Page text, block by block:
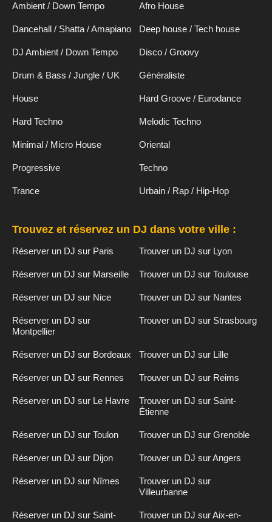
Ambient / Down Tempo Afro House
Dancehall / Shatta / Amapiano Deep house / Tech house
DJ Ambient / Down Tempo Disco / Groovy
Drum & Bass / Jungle / UK Généraliste
House Hard Groove / Eurodance
Hard Techno Melodic Techno
Minimal / Micro House Oriental
Progressive Techno
Trance Urbain / Rap / Hip-Hop
Trouvez et réservez un DJ dans votre ville :
Réserver un DJ sur Paris Trouver un DJ sur Lyon
Réserver un DJ sur Marseille Trouver un DJ sur Toulouse
Réserver un DJ sur Nice Trouver un DJ sur Nantes
Réserver un DJ sur
Montpellier
Trouver un DJ sur Strasbourg
Réserver un DJ sur Bordeaux Trouver un DJ sur Lille
Réserver un DJ sur Rennes Trouver un DJ sur Reims
Réserver un DJ sur Le Havre
Trouver un DJ sur Saint-
Étienne
Réserver un DJ sur Toulon Trouver un DJ sur Grenoble
Réserver un DJ sur Dijon Trouver un DJ sur Angers
Réserver un DJ sur Nîmes
Trouver un DJ sur
Villeurbanne
Réserver un DJ sur Saint-
Trouver un DJ sur Aix-en-